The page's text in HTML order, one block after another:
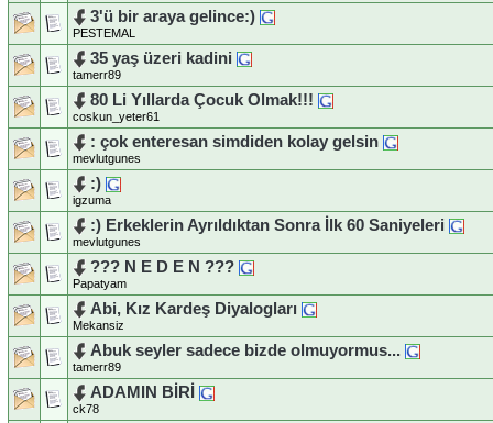
3'ü bir araya gelince:)
PESTEMAL
35 yaş üzeri kadini
tamerr89
80 Li Yıllarda Çocuk Olmak!!!
coskun_yeter61
: çok enteresan simdiden kolay gelsin
mevlutgunes
:)
igzuma
:) Erkeklerin Ayrıldıktan Sonra İlk 60 Saniyeleri
mevlutgunes
??? N E D E N ???
Papatyam
Abi, Kız Kardeş Diyalogları
Mekansiz
Abuk seyler sadece bizde olmuyormus...
tamerr89
ADAMIN BİRİ
ck78